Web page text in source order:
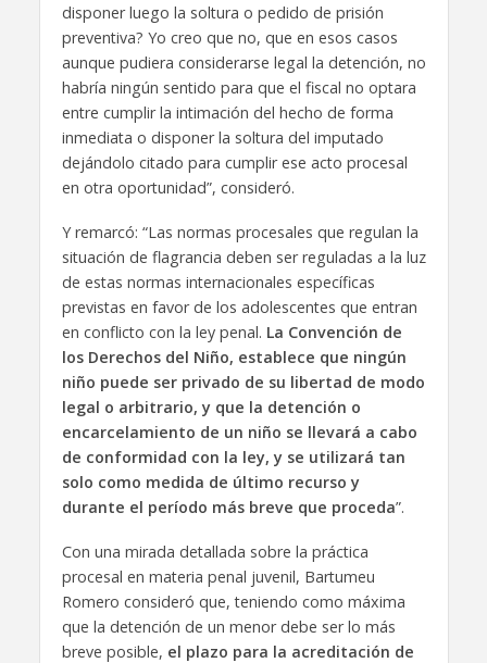
disponer luego la soltura o pedido de prisión
preventiva? Yo creo que no, que en esos casos
aunque pudiera considerarse legal la detención, no
habría ningún sentido para que el fiscal no optara
entre cumplir la intimación del hecho de forma
inmediata o disponer la soltura del imputado
dejándolo citado para cumplir ese acto procesal
en otra oportunidad”, consideró.
Y remarcó: “Las normas procesales que regulan la
situación de flagrancia deben ser reguladas a la luz
de estas normas internacionales específicas
previstas en favor de los adolescentes que entran
en conflicto con la ley penal. La Convención de
los Derechos del Niño, establece que ningún
niño puede ser privado de su libertad de modo
legal o arbitrario, y que la detención o
encarcelamiento de un niño se llevará a cabo
de conformidad con la ley, y se utilizará tan
solo como medida de último recurso y
durante el período más breve que proceda”.
Con una mirada detallada sobre la práctica
procesal en materia penal juvenil, Bartumeu
Romero consideró que, teniendo como máxima
que la detención de un menor debe ser lo más
breve posible, el plazo para la acreditación de